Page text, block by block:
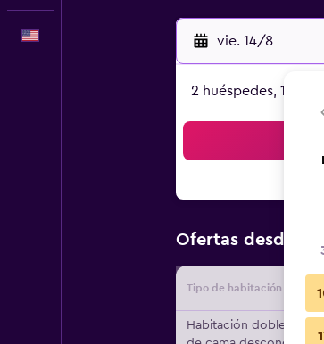
vie. 14/8
2 huéspedes, 1
Ofertas desde
Tipo de habitación
Habitación doble, tipo